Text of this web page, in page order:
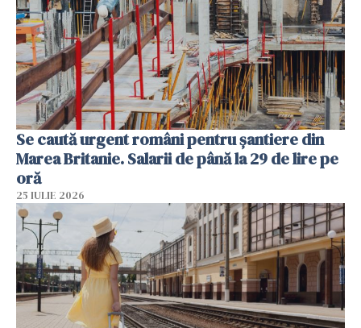
Se caută urgent români pentru șantiere din
Marea Britanie. Salarii de până la 29 de lire pe
oră
25 IULIE 2026